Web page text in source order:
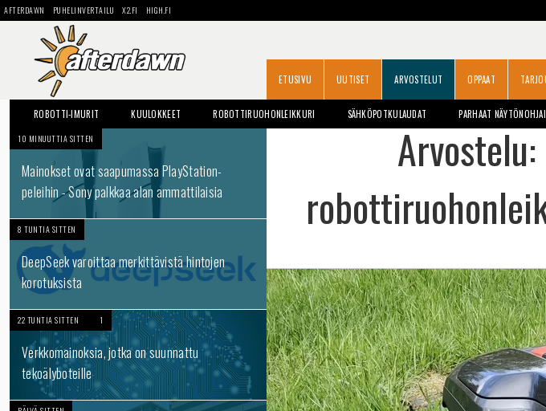
AFTERDAWN PUHELINVERTAILU X2.FI HIGH.FI
ETUSIVU UUTISET ARVOSTELUT OPPAAT
ROBOTTI-IMURIT KUULOKKEET ROBOTTIRUOHONLEIKKURI SÄHKÖPOTKULAUDAT PARHAAT
10 MINUUTTIA SITTEN
Mainokset ovat saapumassa PlayStation-
peleihin - Sony palkkaa alan ammattilaisia
8 TUNTIA SITTEN
DeepSeek varoittaa merkittävistä hintojen
korotuksista
22 TUNTIA SITTEN 1
Verkkomainoksia, jotka on suunnattu
tekoälyboteille